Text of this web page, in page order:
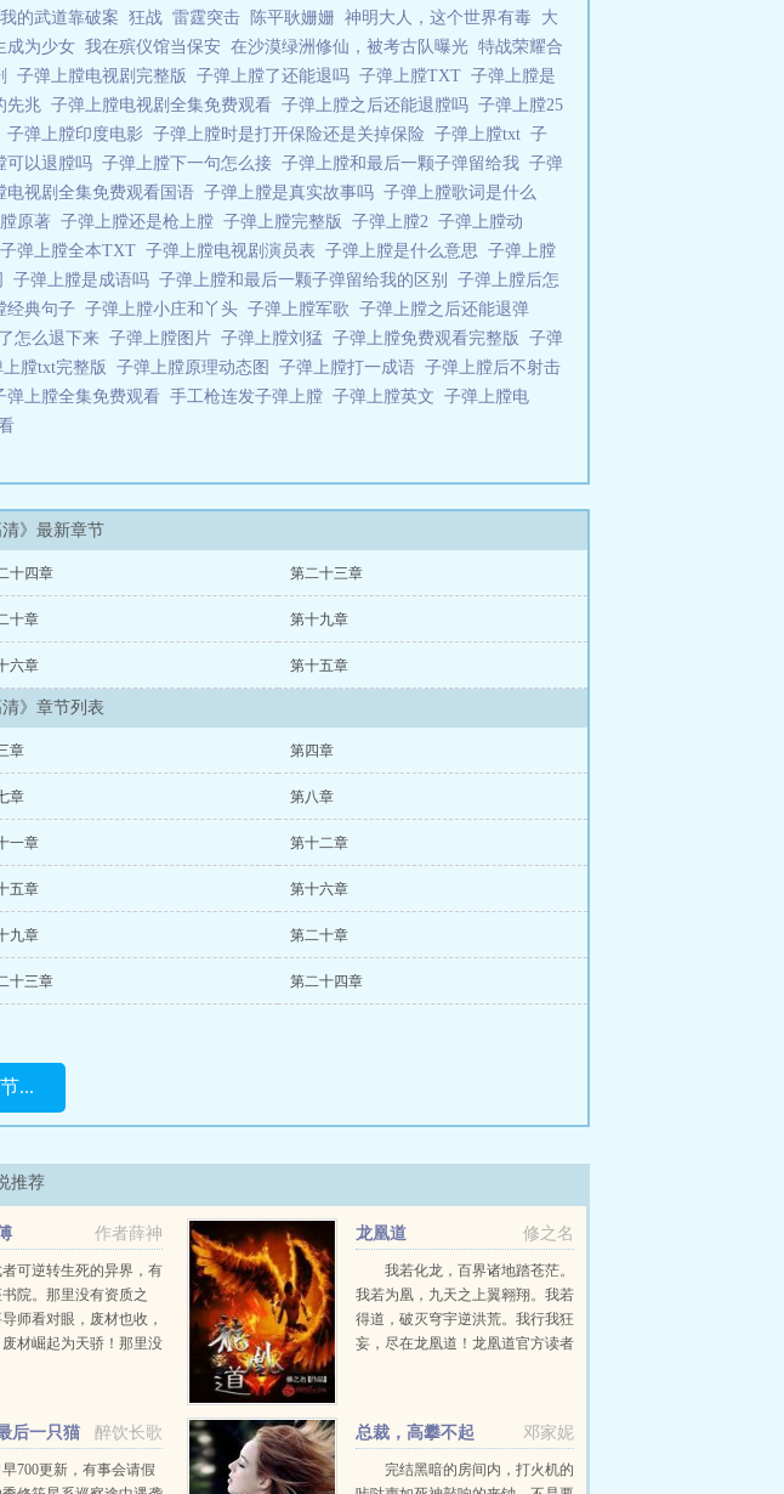
我的武道靠破案 狂战 雷霆突击 陈平耿姗姗 神明大人，这个世界有毒
大
成为少女 我在殡仪馆当保安 在沙漠绿洲修仙，被考古队曝光 特战荣耀合
子弹上膛电视剧完整版 子弹上膛了还能退吗 子弹上膛TXT 子弹上膛是
先兆 子弹上膛电视剧全集免费观看 子弹上膛之后还能退膛吗 子弹上膛25
子弹上膛印度电影 子弹上膛时是打开保险还是关掉保险 子弹上膛txt 子
可以退膛吗 子弹上膛下一句怎么接 子弹上膛和最后一颗子弹留给我 子弹
电视剧全集免费观看国语 子弹上膛是真实故事吗 子弹上膛歌词是什么
原著 子弹上膛还是枪上膛 子弹上膛完整版 子弹上膛2 子弹上膛动
子弹上膛全本TXT 子弹上膛电视剧演员表 子弹上膛是什么意思 子弹上膛
子弹上膛是成语吗 子弹上膛和最后一颗子弹留给我的区别 子弹上膛后怎
经典句子 子弹上膛小庄和丫头 子弹上膛军歌 子弹上膛之后还能退弹
怎么退下来 子弹上膛图片 子弹上膛刘猛 子弹上膛免费观看完整版 子弹
上膛txt完整版 子弹上膛原理动态图 子弹上膛打一成语 子弹上膛后不射击
弹上膛全集免费观看 手工枪连发子弹上膛 子弹上膛英文 子弹上膛电
清》最新章节
十四章 第二十三章
十章 第十九章
六章 第十五章
清》章节列表
章 第四章
章 第八章
一章 第十二章
五章 第十六章
九章 第二十章
十三章 第二十四章
...
推荐
作者薛神
可逆转生死的异界，有
院。那里没有资质之
师看对眼，废材也收，
废材崛起为天骄！那里没
修之名
龙凰道
我若化龙，百界诸地踏苍茫。
我若为凰，九天之上翼翱翔。我若
得道，破灭穹宇逆洪荒。我行我狂
妄，尽在龙凰道！龙凰道官方读者
醉饮长歌
后一只猫
700更新，有事会请假
邓家妮
总裁，高攀不起
完结黑暗的房间内，打火机的